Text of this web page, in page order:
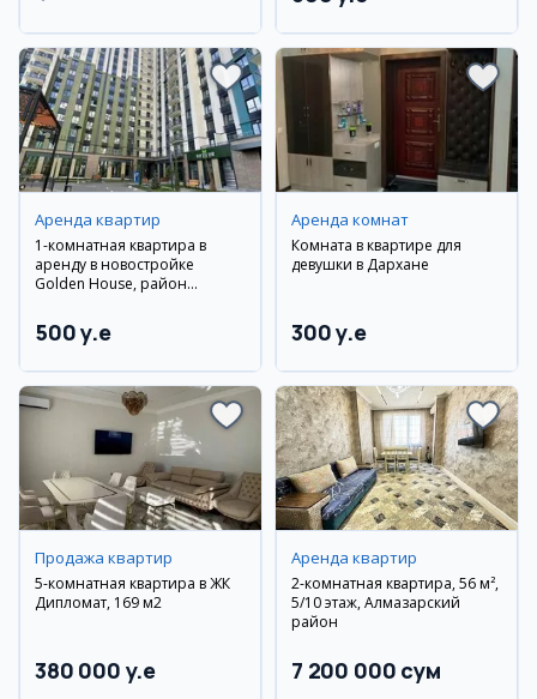
Аренда квартир
1-комнатная квартира в
аренду в новостройке
Golden House, район
500 y.e
Аренда комнат
Комната в квартире для
девушки в Дархане
300 y.e
Продажа квартир
5-комнатная квартира в ЖК
Дипломат, 169 м2
380 000 y.e
Аренда квартир
2-комнатная квартира, 56 м²,
5/10 этаж, Алмазарский
район
7 200 000 сум